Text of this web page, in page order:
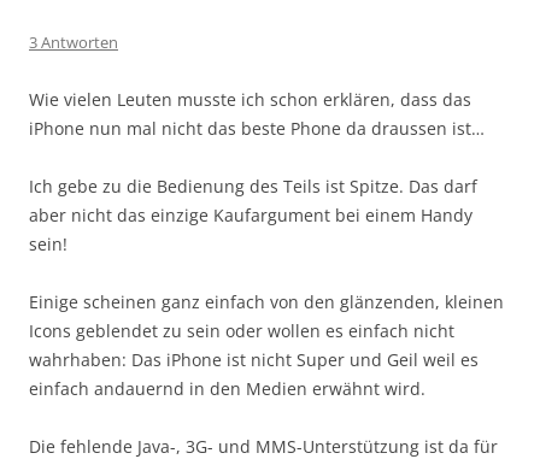
3 Antworten
Wie vielen Leuten musste ich schon erklären, dass das
iPhone nun mal nicht das beste Phone da draussen ist…
Ich gebe zu die Bedienung des Teils ist Spitze. Das darf
aber nicht das einzige Kaufargument bei einem Handy
sein!
Einige scheinen ganz einfach von den glänzenden, kleinen
Icons geblendet zu sein oder wollen es einfach nicht
wahrhaben: Das iPhone ist nicht Super und Geil weil es
einfach andauernd in den Medien erwähnt wird.
Die fehlende Java-, 3G- und MMS-Unterstützung ist da für